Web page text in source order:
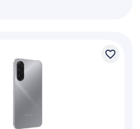
favorite_border